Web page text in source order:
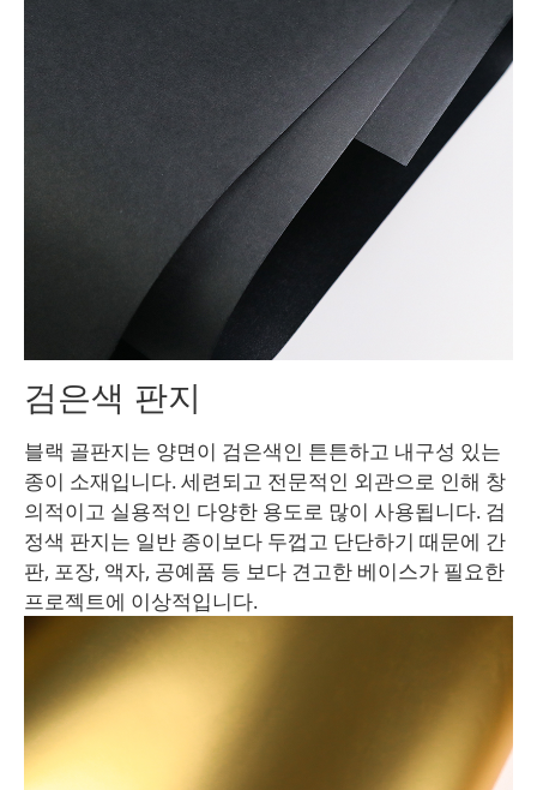
검은색 판지
블랙 골판지는 양면이 검은색인 튼튼하고 내구성 있는
종이 소재입니다. 세련되고 전문적인 외관으로 인해 창
의적이고 실용적인 다양한 용도로 많이 사용됩니다. 검
정색 판지는 일반 종이보다 두껍고 단단하기 때문에 간
판, 포장, 액자, 공예품 등 보다 견고한 베이스가 필요한
프로젝트에 이상적입니다.